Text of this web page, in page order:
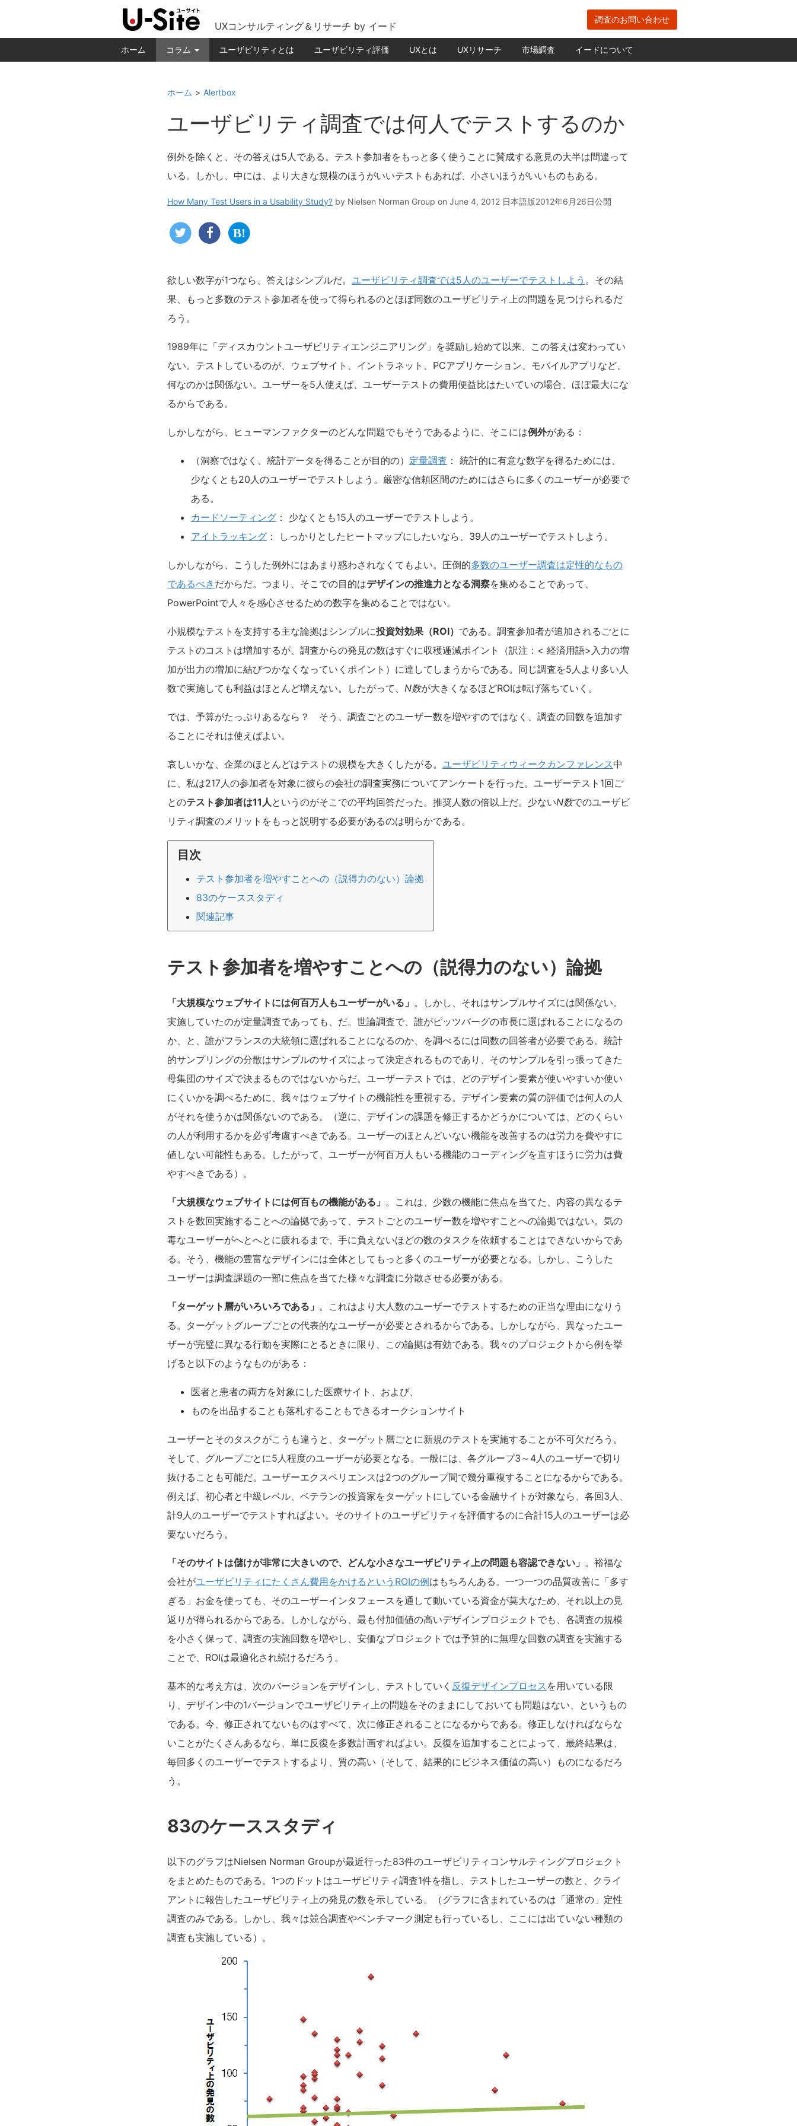
UXコンサルティング＆リサーチ by イード
調査のお問い合わせ
ホーム コラム ユーザビリティとは ユーザビリティ評価 UXとは UXリサーチ 市場調査 イードについて
ホーム Alertbox
ユーザビリティ調査では何人でテストするのか
例外を除くと、その答えは5人である。テスト参加者をもっと多く使うことに賛成する意見の大半は間違って
いる。しかし、中には、より大きな規模のほうがいいテストもあれば、小さいほうがいいものもある。
How Many Test Users in a Usability Study? by Nielsen Norman Group on June 4, 2012 日本語版2012年6月26日公開
欲しい数字が1つなら、答えはシンプルだ。 ユーザビリティ調査では5人のユーザーでテストしよう 。その結
果、もっと多数のテスト参加者を使って得られるのとほぼ同数のユーザビリティ上の問題を見つけられるだ
ろう。
1989年に「ディスカウントユーザビリティエンジニアリング」を奨励し始めて以来、この答えは変わってい
ない。テストしているのが、ウェブサイト、イントラネット、PCアプリケーション、モバイルアプリなど、
何なのかは関係ない。ユーザーを5人使えば、ユーザーテストの費用便益比はたいていの場合、ほぼ最大にな
るからである。
しかしながら、ヒューマンファクターのどんな問題でもそうであるように、そこには例外がある：
（洞察ではなく、統計データを得ることが目的の） 定量調査 ： 統計的に有意な数字を得るためには、
少なくとも20人のユーザーでテストしよう。厳密な信頼区間のためにはさらに多くのユーザーが必要で
ある。
カードソーティング： 少なくとも15人のユーザーでテストしよう。
アイトラッキング： しっかりとしたヒートマップにしたいなら、39人のユーザーでテストしよう。
しかしながら、こうした例外にはあまり惑わされなくてもよい。圧倒的多数のユーザー調査は定性的なもの
であるべき だからだ。つまり、そこでの目的はデザインの推進力となる洞察を集めることであって、
PowerPointで人々を感心させるための数字を集めることではない。
小規模なテストを支持する主な論拠はシンプルに投資対効果（ROI） である。調査参加者が追加されるごとに
テストのコストは増加するが、調査からの発見の数はすぐに収穫逓減ポイント（訳注：< 経済用語>入力の増
加が出力の増加に結びつかなくなっていくポイント）に達してしまうからである。同じ調査を5人より多い人
数で実施しても利益はほとんど増えない。したがって、 N数が大きくなるほどROIは転げ落ちていく。
では、予算がたっぷりあるなら？ そう、調査ごとのユーザー数を増やすのではなく、調査の回数を追加す
ることにそれは使えばよい。
哀しいかな、企業のほとんどはテストの規模を大きくしたがる。 ユーザビリティウィークカンファレンス中
に、私は217人の参加者を対象に彼らの会社の調査実務についてアンケートを行った。ユーザーテスト1回ご
とのテスト参加者は11人というのがそこでの平均回答だった。推奨人数の倍以上だ。少ないN数でのユーザビ
リティ調査のメリットをもっと説明する必要があるのは明らかである。
目次
テスト参加者を増やすことへの（説得力のない）論拠
83のケーススタディ
関連記事
テスト参加者を増やすことへの（説得力のない）論拠
「大規模なウェブサイトには何百万人もユーザーがいる」 。しかし、それはサンプルサイズには関係ない。
実施していたのが定量調査であっても、だ。世論調査で、誰がピッツバーグの市長に選ばれることになるの
か、と、誰がフランスの大統領に選ばれることになるのか、を調べるには同数の回答者が必要である。統計
的サンプリングの分散はサンプルのサイズによって決定されるものであり、そのサンプルを引っ張ってきた
母集団のサイズで決まるものではないからだ。ユーザーテストでは、どのデザイン要素が使いやすいか使い
にくいかを調べるために、我々はウェブサイトの機能性を重視する。デザイン要素の質の評価では何人の人
がそれを使うかは関係ないのである。（逆に、デザインの課題を修正するかどうかについては、どのくらい
の人が利用するかを必ず考慮すべきである。ユーザーのほとんどいない機能を改善するのは労力を費やすに
値しない可能性もある。したがって、ユーザーが何百万人もいる機能のコーディングを直すほうに労力は費
やすべきである）。
「大規模なウェブサイトには何百もの機能がある」 。これは、少数の機能に焦点を当てた、内容の異なるテ
ストを数回実施することへの論拠であって、テストごとのユーザー数を増やすことへの論拠ではない。気の
毒なユーザーがへとへとに疲れるまで、手に負えないほどの数のタスクを依頼することはできないからであ
る。そう、機能の豊富なデザインには全体としてもっと多くのユーザーが必要となる。しかし、こうした
ユーザーは調査課題の一部に焦点を当てた様々な調査に分散させる必要がある。
「ターゲット層がいろいろである」 。これはより大人数のユーザーでテストするための正当な理由になりう
る。ターゲットグループごとの代表的なユーザーが必要とされるからである。しかしながら、異なったユー
ザーが完璧に異なる行動を実際にとるときに限り、この論拠は有効である。我々のプロジェクトから例を挙
げると以下のようなものがある：
医者と患者の両方を対象にした医療サイト、および、
ものを出品することも落札することもできるオークションサイト
ユーザーとそのタスクがこうも違うと、ターゲット層ごとに新規のテストを実施することが不可欠だろう。
そして、グループごとに5人程度のユーザーが必要となる。一般には、各グループ3～4人のユーザーで切り
抜けることも可能だ。ユーザーエクスペリエンスは2つのグループ間で幾分重複することになるからである。
例えば、初心者と中級レベル、ベテランの投資家をターゲットにしている金融サイトが対象なら、各回3人、
計9人のユーザーでテストすればよい。そのサイトのユーザビリティを評価するのに合計15人のユーザーは必
要ないだろう。
「そのサイトは儲けが非常に大きいので、どんな小さなユーザビリティ上の問題も容認できない」 。裕福な
会社がユーザビリティにたくさん費用をかけるというROIの例はもちろんある。一つ一つの品質改善に「多す
ぎる」お金を使っても、そのユーザーインタフェースを通して動いている資金が莫大なため、それ以上の見
返りが得られるからである。しかしながら、最も付加価値の高いデザインプロジェクトでも、各調査の規模
を小さく保って、調査の実施回数を増やし、安価なプロジェクトでは予算的に無理な回数の調査を実施する
ことで、ROIは最適化され続けるだろう。
基本的な考え方は、次のバージョンをデザインし、テストしていく 反復デザインプロセス を用いている限
り、デザイン中の1バージョンでユーザビリティ上の問題をそのままにしておいても問題はない、というもの
である。今、修正されてないものはすべて、次に修正されることになるからである。修正しなければならな
いことがたくさんあるなら、単に反復を多数計画すればよい。反復を追加することによって、最終結果は、
毎回多くのユーザーでテストするより、質の高い（そして、結果的にビジネス価値の高い）ものになるだろ
う。
83のケーススタディ
以下のグラフはNielsen Norman Groupが最近行った83件のユーザビリティコンサルティングプロジェクト
をまとめたものである。1つのドットはユーザビリティ調査1件を指し、テストしたユーザーの数と、クライ
アントに報告したユーザビリティ上の発見の数を示している。（グラフに含まれているのは「通常の」定性
調査のみである。しかし、我々は競合調査やベンチマーク測定も行っているし、ここには出ていない種類の
調査も実施している）。